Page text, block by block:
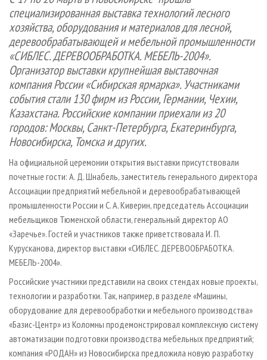
СУШКА ДРЕВЕСИНЫ
ПРОИЗВОДСТВО ДРЕВЕСНЫХ ПЛИТ
ДЕРЕВЯННОЕ ДОМОСТРОЕНИЕ
ПРОИЗВОДСТВО МЕБЕЛИ
БИОЭНЕРГЕТИКА
ЦБП
ИНСТРУМЕНТ И МАТЕРИАЛЫ
ПЕРСОНЫ
МОБИЛЬНЫЕ ВЫСТАВКИ
ОФИЦИАЛЬНЫЕ ДЕЛЕГАЦИИ
ПРИОРИТЕТНЫЕ ИНВЕСТПРОЕКТЫ
RUSSIAN FORESTRY REVIEW
ГАЗЕТА ЛЕСПРОМФОРУМ
БИБЛИОТЕКА СПЕЦИАЛИСТА
КОНТАКТЫ
РЕКЛАМА
РЕКЛАМА НА САЙТЕ
специализированная выставка технологий лесного
хозяйства, оборудования и материалов для лесной,
деревообрабатывающей и мебельной промышленности
«СИБЛЕС. ДЕРЕВООБРАБОТКА. МЕБЕЛЬ-2004».
Организатор выставки крупнейшая выставочная
компания России «Сибирская ярмарка». Участниками
события стали 130 фирм из России, Германии, Чехии,
Казахстана. Российские компании приехали из 20
городов: Москвы, Санкт-Петербурга, Екатеринбурга,
Новосибирска, Томска и других.
На официальной церемонии открытия выставки присутствовали
почетные гости: А. Д. Шнабель, заместитель генерального директора
Ассоциации предприятий мебельной и деревообрабатывающей
промышленности России и С. А. Киверин, председатель Ассоциации
мебельщиков Тюменской области, генеральный директор АО
«Заречье». Гостей и участников также приветствовала И. П.
Курусканова, директор выставки «СИБЛЕС. ДЕРЕВООБРАБОТКА.
МЕБЕЛЬ-2004».
Российские участники представили на своих стендах новые проекты,
технологии и разработки. Так, например, в разделе «Машины,
оборудование для деревообработки и мебельного производства»
«Базис-Центр» из Коломны продемонстрировал комплексную систему
автоматизации подготовки производства мебельных предприятий;
компания «РОДАН» из Новосибирска предложила новую разработку